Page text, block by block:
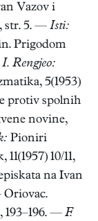
Vazov i
str. 5. — Isti:
Prigodom
I. Rengjeo:
5(1953)
protiv spolnih
novine,
Pioniri
10/11,
na Ivan
Oriovac.
193–196. — F.